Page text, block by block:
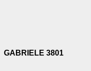
GABRIELE 3801